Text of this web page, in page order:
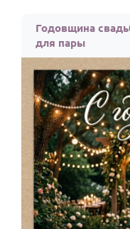
Годовщина
для пары